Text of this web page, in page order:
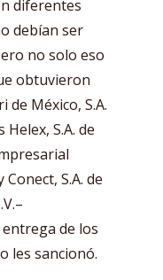
diferentes
debían ser
no solo eso
obtuvieron
México, S.A.
Helex, S.A. de
Conect, S.A. de
de los
les sancionó.